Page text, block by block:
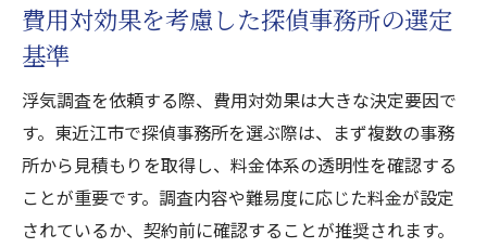
浮気の真実を解き明かす東近江市の探偵活用事
例
浮気調査成功事例から見る探偵の活用法
東近江市での探偵活用における成功事例
浮気の真実を明らかにする探偵事務所の役
割
探偵事務所活用の成功事例を分析する
費用対効果を考慮した探偵事務所の選定
基準
浮気調査を依頼する際、費用対効果は大きな決定要因で
す。東近江市で探偵事務所を選ぶ際は、まず複数の事務
所から見積もりを取得し、料金体系の透明性を確認する
ことが重要です。調査内容や難易度に応じた料金が設定
されているか、契約前に確認することが推奨されます。